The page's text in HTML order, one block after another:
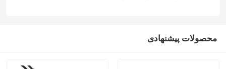
محصولات پیشنهادی